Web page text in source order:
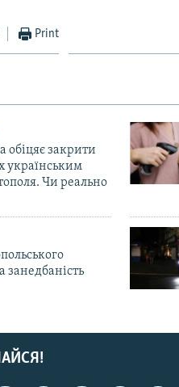
Print
обіцяє закрити
українським
Чи реально
занедбаність